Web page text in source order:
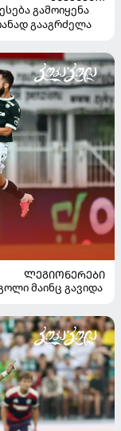
გამოიყენა
გააგრძელა
ᲚᲔᲒᲘᲝᲜᲔᲠᲔᲑᲘ
მაინც გავიდა